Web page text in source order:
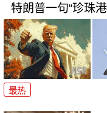
特朗普一句“珍珠
最热